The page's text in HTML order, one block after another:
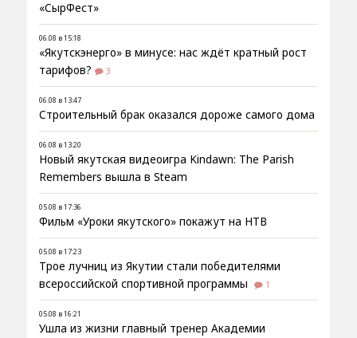
«СырФест»
06.08 в 15:18
«Якутскэнерго» в минусе: нас ждёт кратный рост
тарифов?
3
06.08 в 13:47
Строительный брак оказался дороже самого дома
06.08 в 13:20
Новый якутская видеоигра Kindawn: The Parish
Remembers вышла в Steam
05.08 в 17:36
Фильм «Уроки якутского» покажут на НТВ
05.08 в 17:23
Трое лучниц из Якутии стали победителями
всероссийской спортивной программы
1
05.08 в 16:21
Ушла из жизни главный тренер Академии